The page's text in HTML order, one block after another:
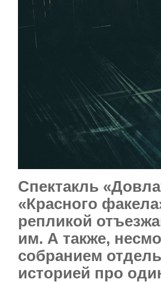
Спектакль
«Красного
репликой
им. А также,
собранием
историей про